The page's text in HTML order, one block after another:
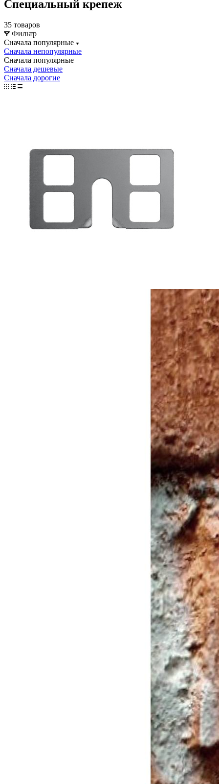
Специальный крепеж
35 товаров
Фильтр
Сначала популярные
Сначала непопулярные
Сначала популярные
Сначала дешевые
Сначала дорогие